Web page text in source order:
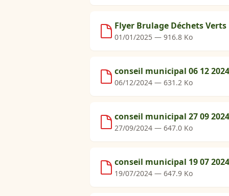
Flyer Brulage Déchets Verts
01/01/2025 — 916.8 Ko
conseil municipal 06 12 2024
06/12/2024 — 631.2 Ko
conseil municipal 27 09 2024
27/09/2024 — 647.0 Ko
conseil municipal 19 07 2024
19/07/2024 — 647.9 Ko